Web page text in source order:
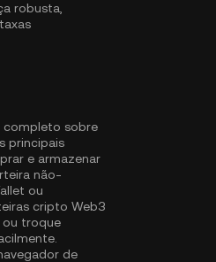
robusta,
completo sobre
principais
e armazenar
não-
ou
cripto Web3
ou troque
de